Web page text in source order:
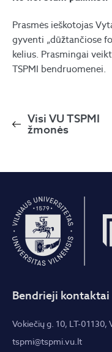
Prasmės ieškotojas
gyventi „dūžtančiose
kelius. Prasmingai
TSPMI bendruomenei.
Visi VU TSPMI
žmonės
Bendrieji kontaktai
Vokiečių g. 10, LT-01130,
tspmi@tspmi.vu.lt